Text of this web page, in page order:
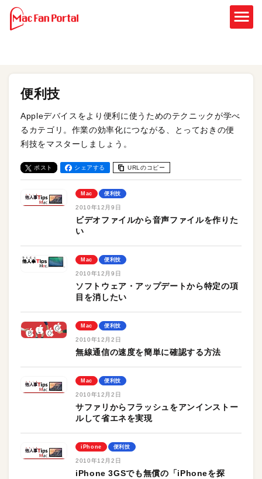
便利技
Appleデバイスをより便利に使うためのテクニックが学べ
るカテゴリ。作業の効率化につながる、とっておきの便
利技をマスターしましょう。
ポスト シェアする URLのコピー
Mac 便利技
2010年12月9日
ビデオファイルから音声ファイルを作りた
い
Mac 便利技
2010年12月9日
ソフトウェア・アップデートから特定の項
目を消したい
Mac 便利技
2010年12月2日
無線通信の速度を簡単に確認する方法
Mac 便利技
2010年12月2日
サファリからフラッシュをアンインストー
ルして省エネを実現
iPhone 便利技
2010年12月2日
iPhone 3GSでも無償の「iPhoneを探